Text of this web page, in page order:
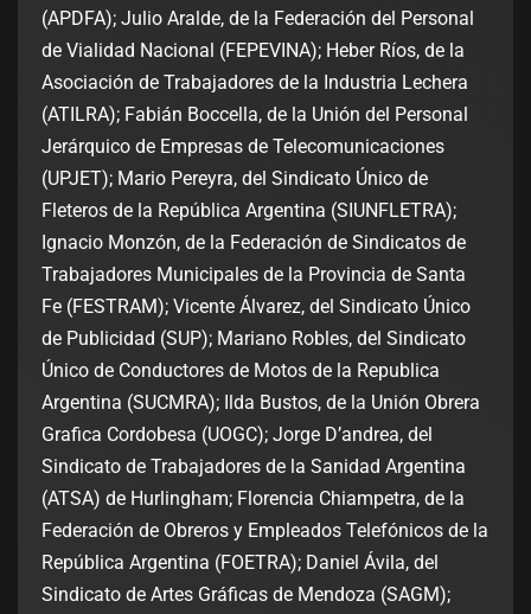
(APDFA); Julio Aralde, de la Federación del Personal
de Vialidad Nacional (FEPEVINA); Heber Ríos, de la
Asociación de Trabajadores de la Industria Lechera
(ATILRA); Fabián Boccella, de la Unión del Personal
Jerárquico de Empresas de Telecomunicaciones
(UPJET); Mario Pereyra, del Sindicato Único de
Fleteros de la República Argentina (SIUNFLETRA);
Ignacio Monzón, de la Federación de Sindicatos de
Trabajadores Municipales de la Provincia de Santa
Fe (FESTRAM); Vicente Álvarez, del Sindicato Único
de Publicidad (SUP); Mariano Robles, del Sindicato
Único de Conductores de Motos de la Republica
Argentina (SUCMRA); Ilda Bustos, de la Unión Obrera
Grafica Cordobesa (UOGC); Jorge D’andrea, del
Sindicato de Trabajadores de la Sanidad Argentina
(ATSA) de Hurlingham; Florencia Chiampetra, de la
Federación de Obreros y Empleados Telefónicos de la
República Argentina (FOETRA); Daniel Ávila, del
Sindicato de Artes Gráficas de Mendoza (SAGM);